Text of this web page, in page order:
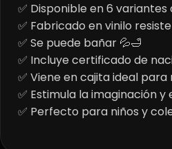
✅ Disponible en 6
✅ Fabricado en vinilo
✅ Se puede bañar 💦🛁
✅ Incluye certificado de
✅ Viene en cajita ideal para
✅ Estimula la imaginación y
✅ Perfecto para niños y